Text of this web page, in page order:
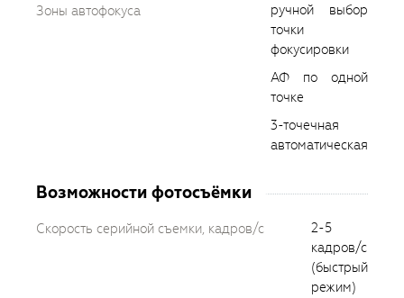
Зоны автофокуса
ручной выбор
точки
фокусировки
АФ по одной
точке
3-точечная
автоматическая
Возможности фотосъёмки
Скорость серийной съемки, кадров/с
2-5
кадров/с
(быстрый
режим)